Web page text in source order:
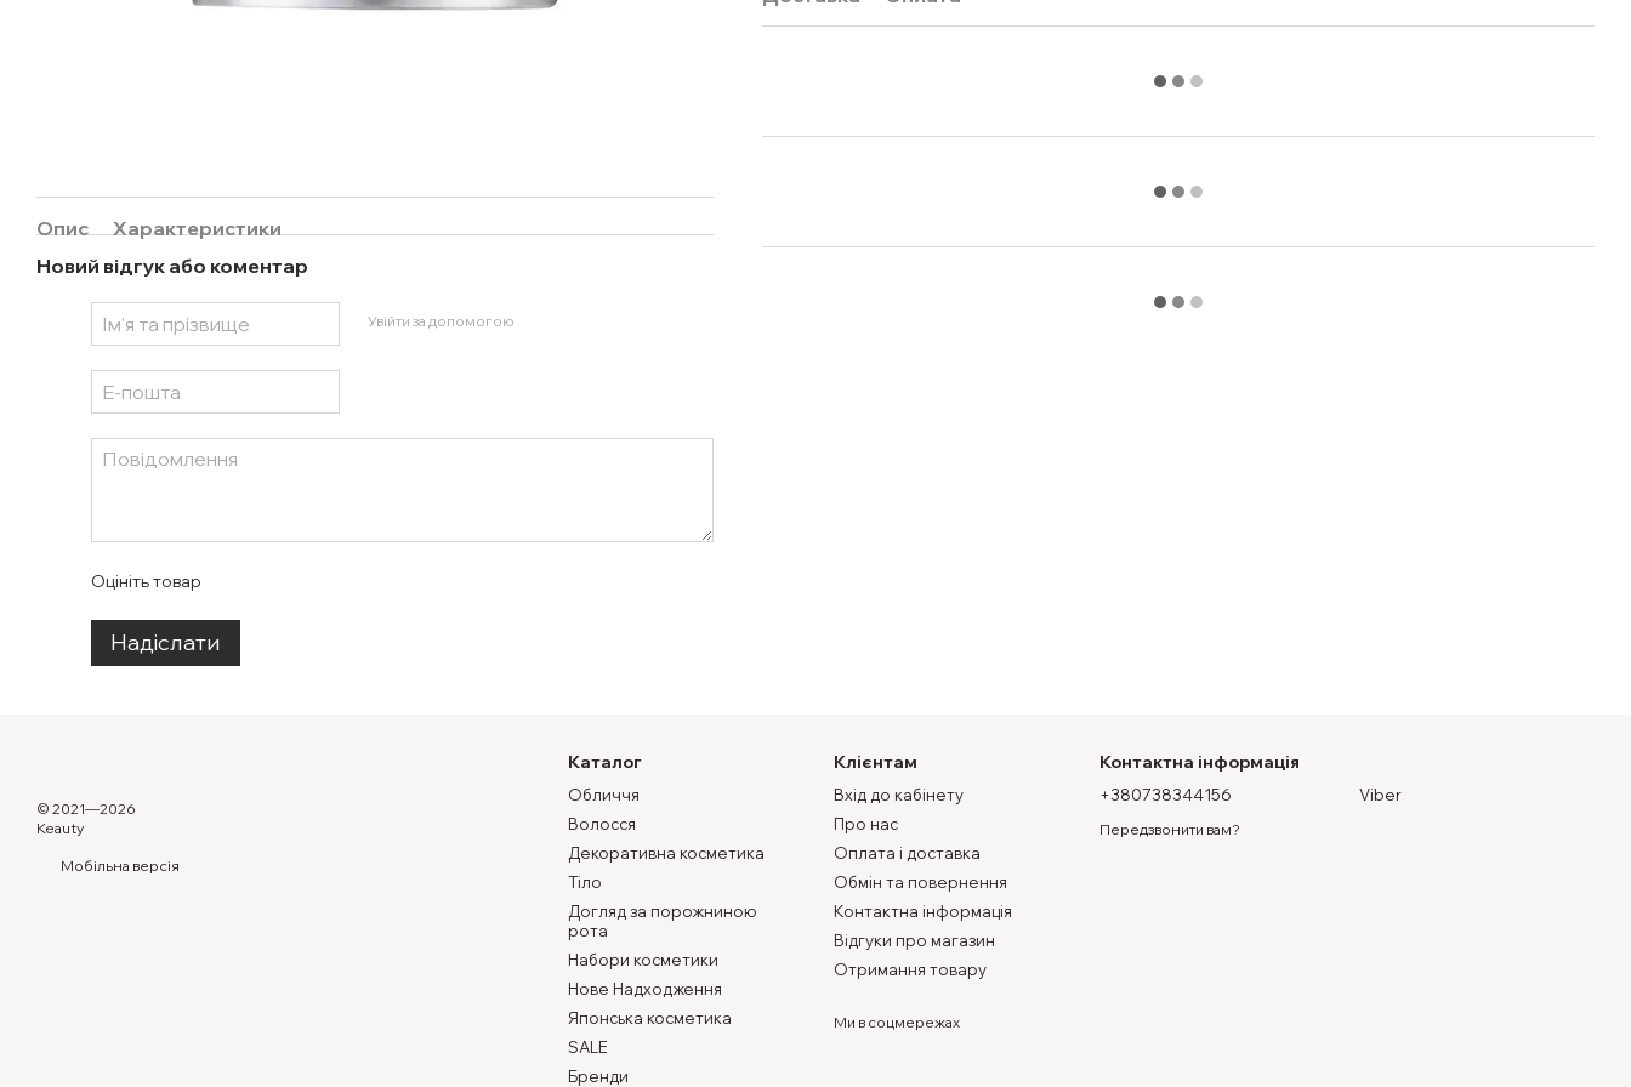
Опис
Характеристики
Новий відгук або коментар
Увійти за допомогою
Оцініть товар
Надіслати
© 2021—2026
Keauty
Мобільна версія
Каталог
Обличчя
Волосся
Декоративна косметика
Тіло
Догляд за порожниною
рота
Набори косметики
Нове Надходження
Японська косметика
SALE
Бренди
Клієнтам
Вхід до кабінету
Про нас
Оплата і доставка
Обмін та повернення
Контактна інформація
Відгуки про магазин
Отримання товару
Ми в соцмережах
Контактна інформація
+380738344156
Передзвонити вам?
Viber